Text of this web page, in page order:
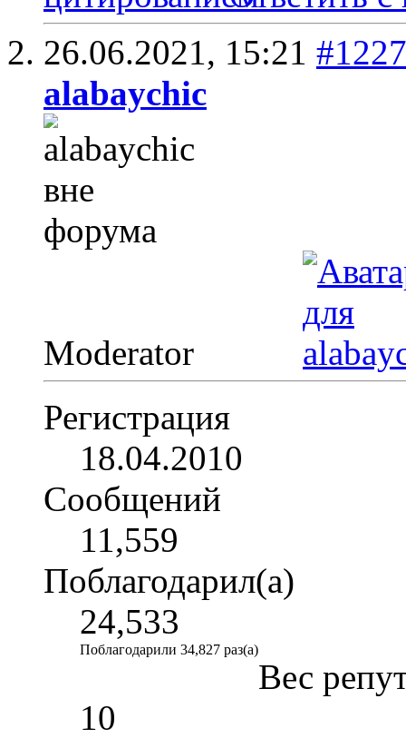
26.06.2021, 15:21
alabaychic
Moderator
Регистрация
18.04.2010
Сообщений
11,559
Поблагодарил(а)
24,533
Поблагодарили 34,827 раз(а)
Вес
10